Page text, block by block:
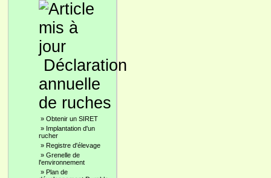
Déclaration
annuelle
de ruches
» Obtenir un SIRET
» Implantation d'un
rucher
» Registre d'élevage
» Grenelle de
l'environnement
» Plan de